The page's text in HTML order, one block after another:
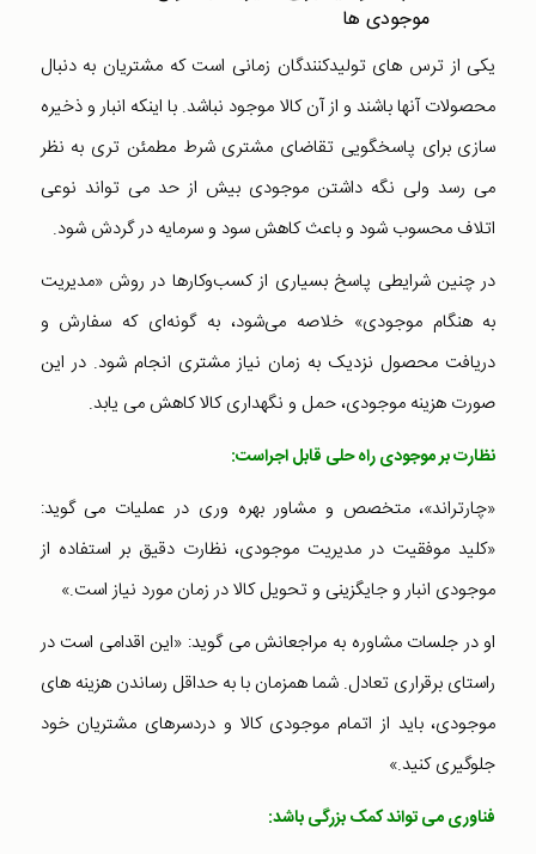
یکی از ترس های تولیدکنندگان زمانی است که مشتریان به دنبال
محصولات آنها باشند و از آن کالا موجود نباشد. با اینکه انبار و ذخیره
سازی برای پاسخگویی تقاضای مشتری شرط مطمئن تری به نظر
می رسد ولی نگه داشتن موجودی بیش از حد می تواند نوعی
اتلاف محسوب شود و باعث کاهش سود و سرمایه در گردش شود.
در چنین شرایطی پاسخ بسیاری از کسب‌وکارها در روش «مدیریت
به هنگام موجودی» خلاصه می‌شود، به گونه‌ای که سفارش و
دریافت محصول نزدیک به زمان نیاز مشتری انجام شود. در این
صورت هزینه موجودی، حمل و نگهداری کالا کاهش می یابد.
نظارت بر موجودی راه حلی قابل اجراست:
«چارتراند»، متخصص و مشاور بهره وری در عملیات می گوید:
«کلید موفقیت در مدیریت موجودی، نظارت دقیق بر استفاده از
موجودی انبار و جایگزینی و تحویل کالا در زمان مورد نیاز است.»
او در جلسات مشاوره به مراجعانش می گوید: «این اقدامی است در
راستای برقراری تعادل. شما همزمان با به حداقل رساندن هزینه های
موجودی، باید از اتمام موجودی کالا و دردسرهای مشتریان خود
جلوگیری کنید.»
فناوری می تواند کمک بزرگی باشد: